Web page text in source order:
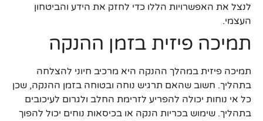
לנצל את האפשרויות הללו כדי לחזק את הידע והביטחון
העצמי.
תמיכה פיזית בזמן ההנקה
תמיכה פיזית במהלך ההנקה היא מרכיב חיוני להצלחה
בתהליך. חשוב שהאם תרגיש נוחה ובטוחה בזמן ההנקה, שכן
כל אי נוחות יכולה להפריע לזרימת החלב ולגרום לעיכובים
בתהליך. שימוש בכריות הנקה או בכיסאות נוחים יכול להפוך